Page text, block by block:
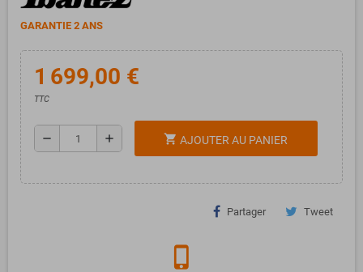
GARANTIE 2 ANS
1 699,00 €
TTC
remove add shopping_cart AJOUTER AU PANIER
Partager Tweet
phone_iphone